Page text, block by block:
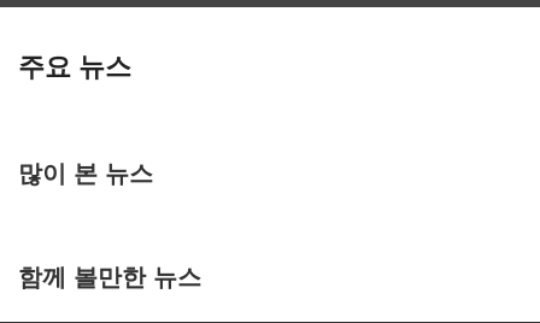
주요 뉴스
많이 본 뉴스
함께 볼만한 뉴스